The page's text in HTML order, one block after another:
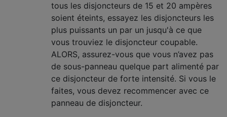
tous les disjoncteurs de 15 et 20 ampères
soient éteints, essayez les disjoncteurs les
plus puissants un par un jusqu'à ce que
vous trouviez le disjoncteur coupable.
ALORS, assurez-vous que vous n’avez pas
de sous-panneau quelque part alimenté par
ce disjoncteur de forte intensité. Si vous le
faites, vous devez recommencer avec ce
panneau de disjoncteur.